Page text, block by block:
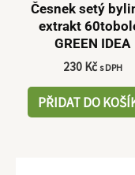
Česnek setý
extrakt
GREEN IDEA
230 Kč s DPH
PŘIDAT DO